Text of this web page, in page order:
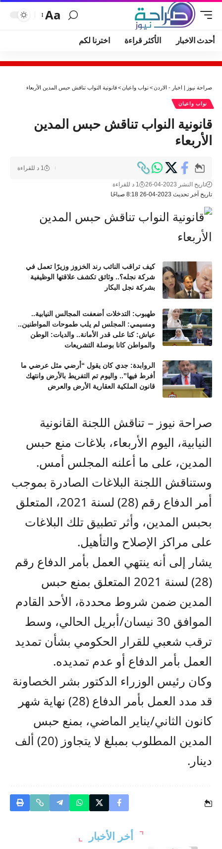
Aa
أحدث الاخبار الأكثر قراءة اخترنا لكم
صراحة نيوز | اخبار - الاردن> نواب واعيان>قانونية النواب تناقش حبس المدين الأربعاء
نواب واعيان
قانونية النواب تناقش حبس المدين
الأربعاء
تاريخ آخر تحديث 2023-04-26 8:18 صباحًا
تاريخ النشر 2023-04-26 1 د للقراءة
1 د للقراءة
كيف تراقب النائب رند الخزوز وزيرًا تعمل في
شركة نجله؟.. وثائق تكشف علاقتها الوظيفية
بشركة نجل البكار
طهبوب: التدخلات أضعفت المجالس النيابية..
ومسيمي: المجلس لم يلب طموحات المواطنين..
عياش: كنا على قدر الأمانة.. والديات: الوطن
والمواطن كانا بوصلة التشريعات
الروابدة: جدي كان يقول “أرضي مثل عرضي ما
أفرط فيها”.. واليوم تم التفريط بالأرض وانتهك
قانون الملكية العقارية الأرض والعرض
صراحة نيوز – تناقش اللجنة القانونية
النيابية، اليوم الأربعاء، بلاغات منع حبس
المدين، على ما أعلنه المجلس أمس.
وستناقش اللجنة البلاغات الصادرة بموجب
أمر الدفاع رقم (28) لسنة 2021، المتعلق
بحبس المدين، وأثر تطبيق تلك البلاغات
على مراكز الإصلاح والتأهيل.
يشار إلى أنه ينتهي العمل بأمر الدفاع رقم
(28) لسنة 2021 المتعلق بمنع حبس
المدين ضمن شروط محددة، الأحد القادم
الموافق 30 نيسان/أبريل الحالي، وسط
ترقب شعبي للقرار الحكومي بشأن تمديد
العمل بأمر الدفاع أو عدم تمديده.
وكان رئيس الوزراء الدكتور بشر الخصاونة
قد مدد العمل بأمر الدفاع (28) نهاية شهر
كانون الثاني/يناير الماضي، بمنع حبس
المدين المطلوب بمبلغ لا يتجاوز (20) ألف
دينار.
أخر الأخبار